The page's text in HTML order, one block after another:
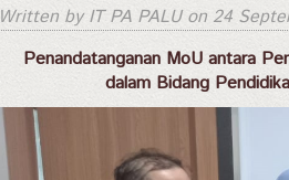
Written by IT PA PALU on 24
Penandatanganan MoU antara
dalam Bidang